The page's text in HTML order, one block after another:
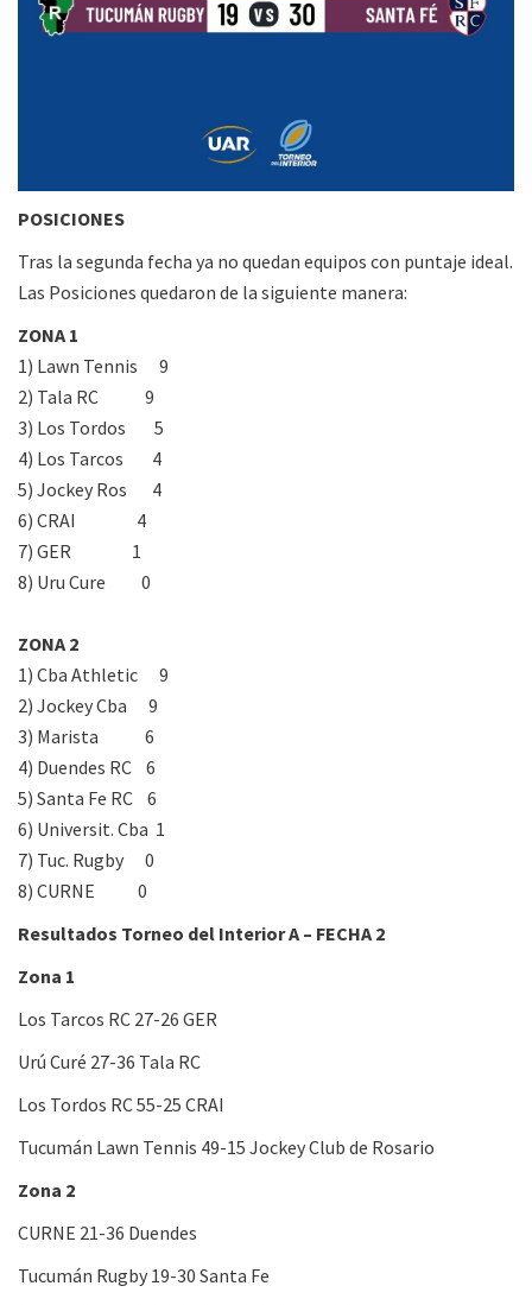
POSICIONES
Tras la segunda fecha ya no quedan equipos con puntaje ideal.
Las Posiciones quedaron de la siguiente manera:
ZONA 1
1) Lawn Tennis 9
2) Tala RC 9
3) Los Tordos 5
4) Los Tarcos 4
5) Jockey Ros 4
6) CRAI 4
7) GER 1
8) Uru Cure 0
ZONA 2
1) Cba Athletic 9
2) Jockey Cba 9
3) Marista 6
4) Duendes RC 6
5) Santa Fe RC 6
6) Universit. Cba 1
7) Tuc. Rugby 0
8) CURNE 0
Resultados Torneo del Interior A – FECHA 2
Zona 1
Los Tarcos RC 27-26 GER
Urú Curé 27-36 Tala RC
Los Tordos RC 55-25 CRAI
Tucumán Lawn Tennis 49-15 Jockey Club de Rosario
Zona 2
CURNE 21-36 Duendes
Tucumán Rugby 19-30 Santa Fe